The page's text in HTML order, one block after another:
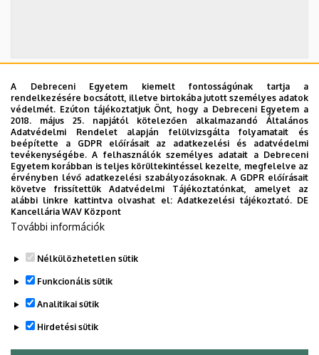
2026. szeptember 19.
ÁOK-diplomaosztó ünnepség
Az Általános Orvostudományi Kar szeptember 19-
én, szombaton 11 órától tartja nyári diplomaosztó
ünnepségét a Főépület Díszudvarán. A Multimédia
és E-learning Technikai Központ a youtube-on
élőben közvetíti az oklevélátadót.
ÜNNEPSÉG, DIPLOMAOSZTÓ
TOVÁBB AZ ÖSSZES ESEMÉNYRE
A Debreceni Egyetem kiemelt fontosságúnak tartja a
rendelkezésére bocsátott, illetve birtokába jutott személyes adatok
védelmét. Ezúton tájékoztatjuk Önt, hogy a Debreceni Egyetem a
2018. május 25. napjától kötelezően alkalmazandó Általános
Adatvédelmi Rendelet alapján felülvizsgálta folyamatait és
beépítette a GDPR előírásait az adatkezelési és adatvédelmi
tevékenységébe. A felhasználók személyes adatait a Debreceni
Egyetem korábban is teljes körültekintéssel kezelte, megfelelve az
érvényben lévő adatkezelési szabályozásoknak. A GDPR előírásait
követve frissítettük Adatvédelmi Tájékoztatónkat, amelyet az
alábbi linkre kattintva olvashat el:Adatkezelési tájékoztató. DE
Kancellária WAV Központ
További információk
Nélkülözhetetlen sütik
Funkcionális sütik
Analitikai sütik
Hirdetési sütik